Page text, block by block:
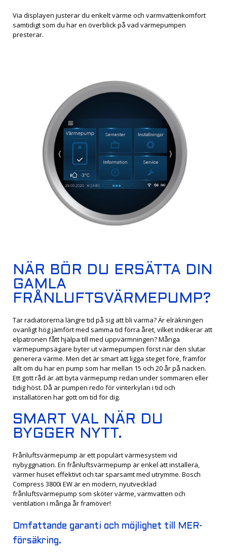
Via displayen justerar du enkelt värme och varmvattenkomfort
samtidigt som du har en överblick på vad värmepumpen
presterar.
NÄR BÖR DU ERSÄTTA DIN
GAMLA
FRÅNLUFTSVÄRMEPUMP?
Tar radiatorerna längre tid på sig att bli varma? Är elräkningen
ovanligt hög jämfört med samma tid förra året, vilket indikerar att
elpatronen fått hjälpa till med uppvärmningen? Många
värmepumpsägare byter ut värmepumpen först när den slutar
generera värme. Men det är smart att ligga steget före, framför
allt om du har en pump som har mellan 15 och 20 år på nacken.
Ett gott råd är att byta värmepump redan under sommaren eller
tidig höst. Då är pumpen redo för vinterkylan i tid och
installatören har gott om tid för dig.
SMART VAL NÄR DU
BYGGER NYTT.
Frånluftsvärmepump är ett populärt värmesystem vid
nybyggnation. En frånluftsvärmepump är enkel att installera,
värmer huset effektivt och tar sparsamt med utrymme. Bosch
Compress 3800i EW är en modern, nyutvecklad
frånluftsvärmepump som sköter värme, varmvatten och
ventilation i många år framöver!
Omfattande garanti och möjlighet till MER-
försäkring.